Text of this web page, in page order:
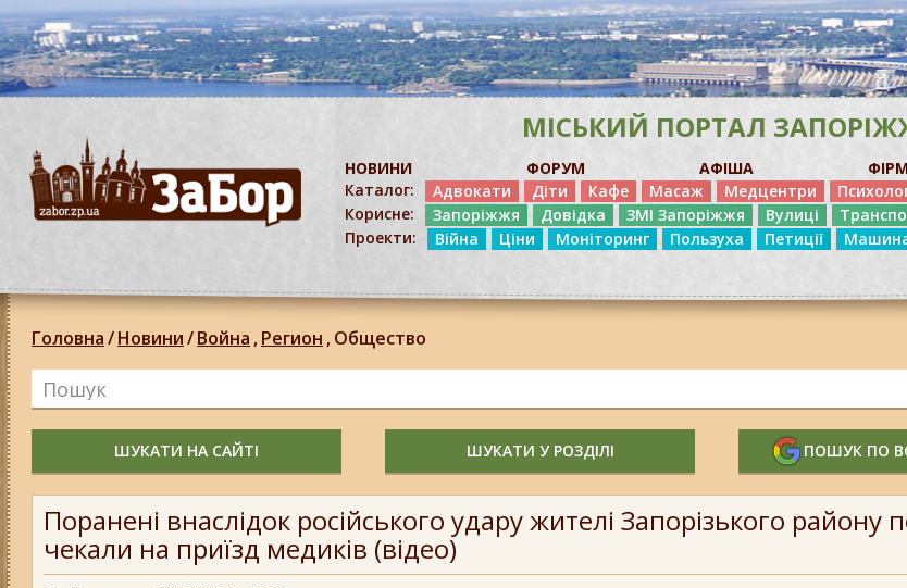
МІСЬКИЙ ПОРТАЛ
НОВИНИ ФОРУМ АФІША
Каталог:
Адвокати Діти Кафе Масаж Медцентри
Корисне:
Запоріжжя Довідка ЗМІ Запоріжжя Вулиці
Проекти:
Війна Ціни Моніторинг Пользуха Петиції
Головна/Новини/Война ,Регион ,Общество
ШУКАТИ НА САЙТІ ШУКАТИ У РОЗДІЛІ ПОШУК ПО
Поранені внаслідок російського удару жителі Запорізького району
чекали на приїзд медиків (відео)